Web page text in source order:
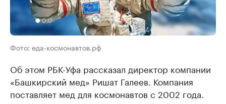
Фото: еда-космонавтов.рф
Об этом РБК-Уфа рассказал директор компании
«Башкирский мед» Ришат Галеев. Компания
поставляет мед для космонавтов с 2002 года.